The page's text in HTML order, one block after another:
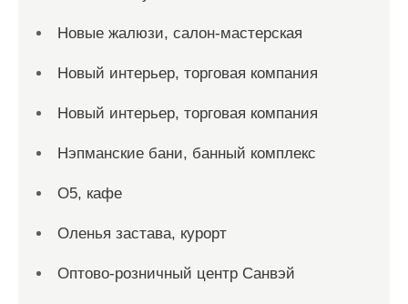
Новые жалюзи, салон-мастерская
Новый интерьер, торговая компания
Новый интерьер, торговая компания
Нэпманские бани, банный комплекс
О5, кафе
Оленья застава, курорт
Оптово-розничный центр Санвэй